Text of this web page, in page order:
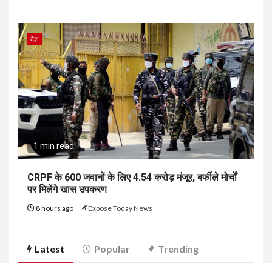
देश
1 min read
CRPF के 600 जवानों के लिए ₹4.54 करोड़ मंजूर, बर्फीले मोर्चों
पर मिलेंगे खास उपकरण
8 hours ago Expose Today News
Latest Popular Trending